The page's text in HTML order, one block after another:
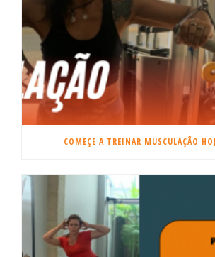
COMEÇE A TREINAR MUSCULAÇÃO